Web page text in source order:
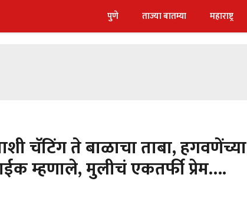
पुणे ताज्या बातम्या महाराष्ट्र
चॅटिंग ते बाळाचा ताबा, हगवणेंच्या
म्हणाले, मुलीचं एकतर्फी प्रेम….